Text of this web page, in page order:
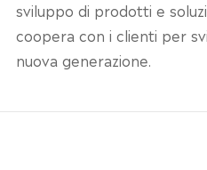
sviluppo di prodotti e
coopera con i clienti per
nuova generazione.